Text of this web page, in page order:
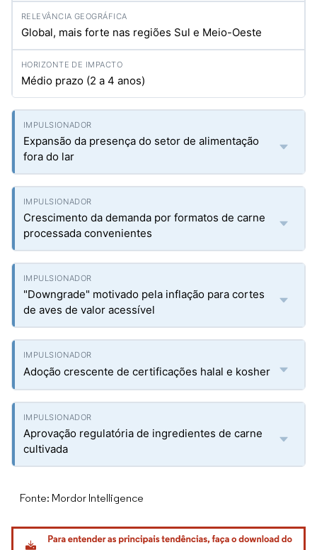
Global, mais forte nas regiões Sul e Meio-Oeste
Médio prazo (2 a 4 anos)
Expansão da presença do setor de alimentação
fora do lar
Crescimento da demanda por formatos de carne
processada convenientes
"Downgrade" motivado pela inflação para cortes
de aves de valor acessível
Adoção crescente de certificações halal e kosher
Aprovação regulatória de ingredientes de carne
cultivada
Fonte: Mordor Intelligence